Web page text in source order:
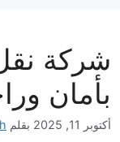
بأمان
أكتوبر 11, 2025 بقلم